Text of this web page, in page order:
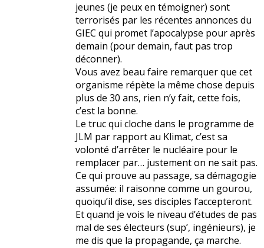
jeunes (je peux en témoigner) sont
terrorisés par les récentes annonces du
GIEC qui promet l’apocalypse pour après
demain (pour demain, faut pas trop
déconner).
Vous avez beau faire remarquer que cet
organisme répète la même chose depuis
plus de 30 ans, rien n’y fait, cette fois,
c’est la bonne.
Le truc qui cloche dans le programme de
JLM par rapport au Klimat, c’est sa
volonté d’arrêter le nucléaire pour le
remplacer par… justement on ne sait pas.
Ce qui prouve au passage, sa démagogie
assumée: il raisonne comme un gourou,
quoiqu’il dise, ses disciples l’accepteront.
Et quand je vois le niveau d’études de pas
mal de ses électeurs (sup’, ingénieurs), je
me dis que la propagande, ça marche.